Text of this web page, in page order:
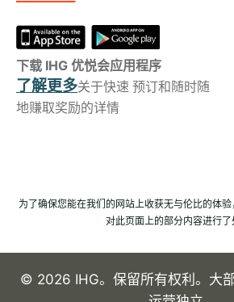
下载 IHG 优悦会应用程序
了解更多关于快速 预订和随时随
地赚取奖励的详情
为了确保您能在我们的网站上收获无与伦比的体验
对此页面上的部分内容进行了
© 2026 IHG。保留所有权利。大部